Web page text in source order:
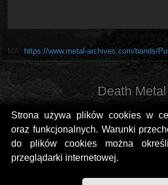
Strona używa plików cookies w
oraz funkcjonalnych. Warunki
do plików cookies można
przeglądarki internetowej.
MA: https://www.metal-archives.com/bands/
Death Metal